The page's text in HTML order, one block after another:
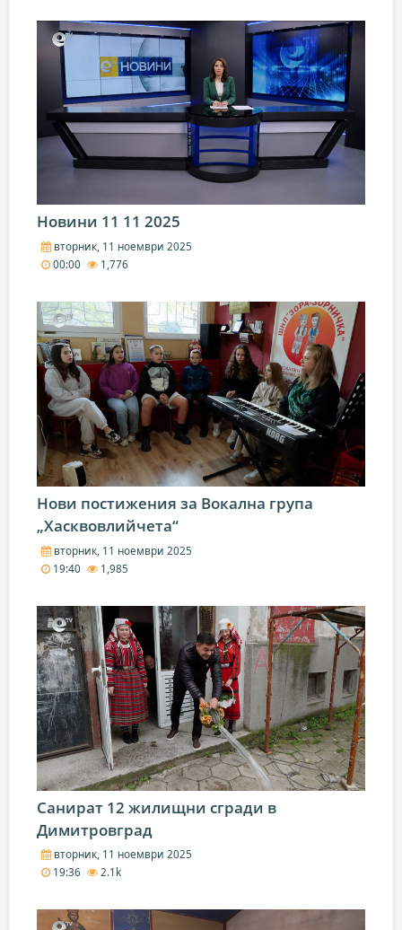
Новини 11 11 2025
вторник, 11 ноември 2025
00:00
1,776
Нови постижения за Вокална група
„Хасквовлийчета“
вторник, 11 ноември 2025
19:40
1,985
Санират 12 жилищни сгради в
Димитровград
вторник, 11 ноември 2025
19:36
2.1k